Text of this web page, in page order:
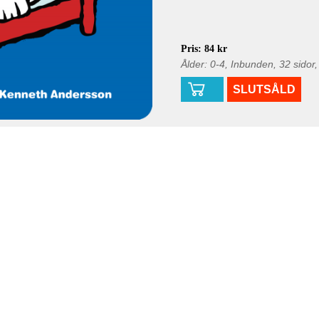
Pris: 84 kr
Ålder: 0-4, Inbunden, 32
SLUTSÅLD